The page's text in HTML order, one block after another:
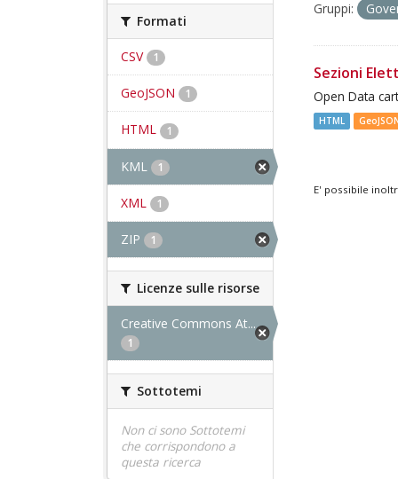
Formati
CSV 1
GeoJSON 1
HTML 1
KML 1
XML 1
ZIP 1
Licenze sulle risorse
Creative Commons At...
1
Sottotemi
Non ci sono Sottotemi
che corrispondono a
questa ricerca
Gruppi:
Sezioni
Open Data
HTML
E' possibile